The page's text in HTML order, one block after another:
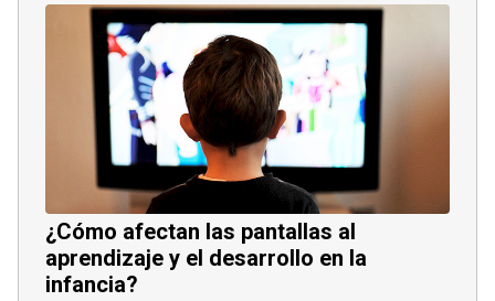
¿Cómo afectan las pantallas al
aprendizaje y el desarrollo en la
infancia?